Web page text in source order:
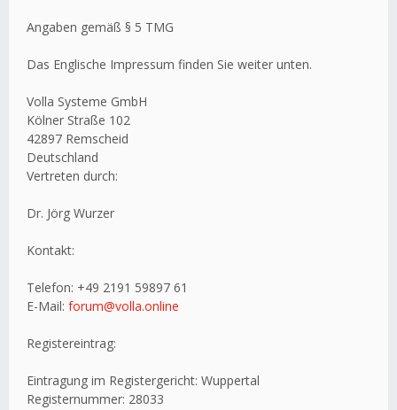
Angaben gemäß § 5 TMG
Das Englische Impressum finden Sie weiter unten.
Volla Systeme GmbH
Kölner Straße 102
42897 Remscheid
Deutschland
Vertreten durch:
Dr. Jörg Wurzer
Kontakt:
Telefon: +49 2191 59897 61
E-Mail: forum@volla.online
Registereintrag:
Eintragung im Registergericht: Wuppertal
Registernummer: 28033